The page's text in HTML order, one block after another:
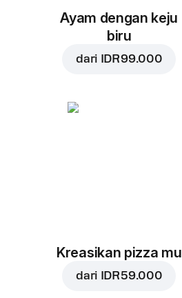
Ayam dengan keju
biru
dari IDR 99.000
Kreasikan pizza mu
dari IDR 59.000